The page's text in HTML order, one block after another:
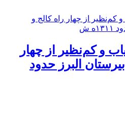
و کم‌نظیر از چهار
البرز حدود